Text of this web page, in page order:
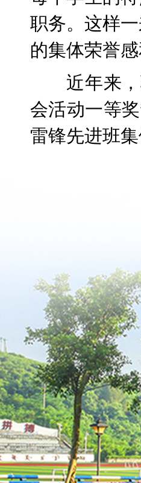
职务。这样
的集体荣誉感
近年来
会活动一等
雷锋先进班